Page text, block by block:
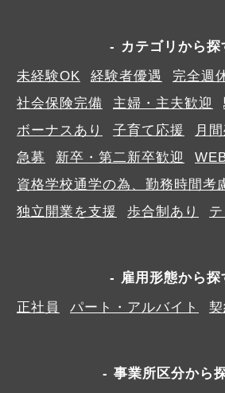
カテゴリから探
未経験OK
経験者優遇
完全週
社会保険完備
主婦・主夫歓迎
ボーナスあり
子育て応援
月
急募
新卒・第二新卒歓迎
資格学校通学の為、勤務時間考
独立開業を支援
歩合制あり
雇用形態から探
正社員
パート・アルバイト
事業所区分から